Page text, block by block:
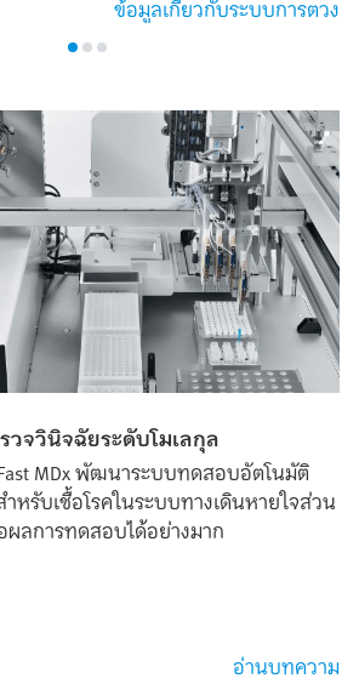
ข้อมูลเกี่ยวกับระบบการตวง
จวินิจฉัยระดับโมเลกุล
MDx พัฒนาระบบทดสอบอัตโนมัติ
หรับเชื้อโรคในระบบทางเดินหายใจส่วน
ลการทดสอบได้อย่างมาก
อ่านบทความ